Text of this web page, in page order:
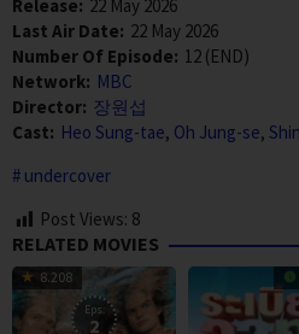
Release: 22 May 2026
Last Air Date: 22 May 2026
Number Of Episode: 12 (END)
Network: MBC
Director: 장원섭
Cast: Heo Sung-tae, Oh Jung-se,
undercover
Post Views: 8
RELATED MOVIES
8.208
Eps:
2